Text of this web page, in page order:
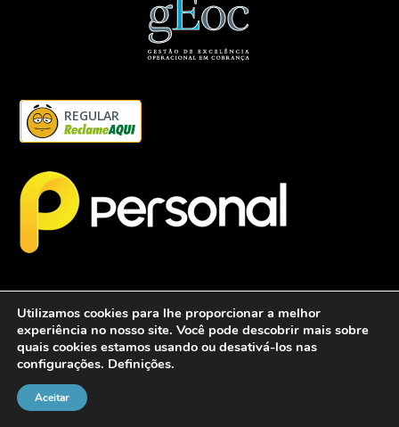
REGULAR
2026 - Personalcob - CNPJ: 12.837.042/0001-60- Todos direitos
Utilizamos cookies para lhe proporcionar a melhor
experiência no nosso site. Você pode descobrir mais sobre
quais cookies estamos usando ou desativá-los nas
configurações. Definições.
Aceitar